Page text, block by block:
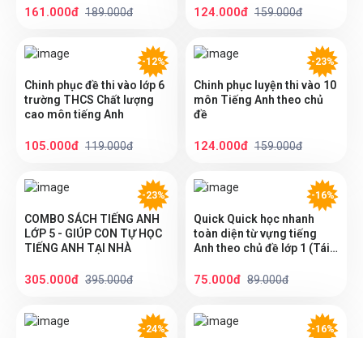
161.000đ 189.000đ 124.000đ 159.000đ
-12%
Chinh phục đề thi vào lớp 6
trường THCS Chất lượng
cao môn tiếng Anh
105.000đ 119.000đ
-23%
Chinh phục luyện thi vào 10
môn Tiếng Anh theo chủ
đề
124.000đ 159.000đ
-23%
COMBO SÁCH TIẾNG ANH
LỚP 5 - GIÚP CON TỰ HỌC
TIẾNG ANH TẠI NHÀ
305.000đ 395.000đ
-16%
Quick Quick học nhanh
toàn diện từ vựng tiếng
Anh theo chủ đề lớp 1 (Tái
75.000đ 89.000đ
-24% -16%